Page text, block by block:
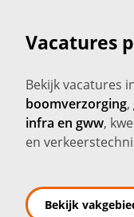
Vacatures
Bekijk vacatures
boomverzorging,
infra en gww,
en
Bekijk